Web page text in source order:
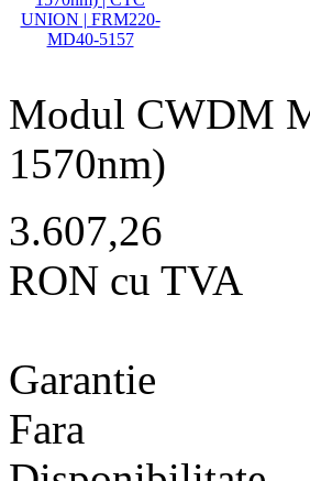
Modul CWDM
1570nm)
3.607,26
RON cu TVA
Garantie
Fara